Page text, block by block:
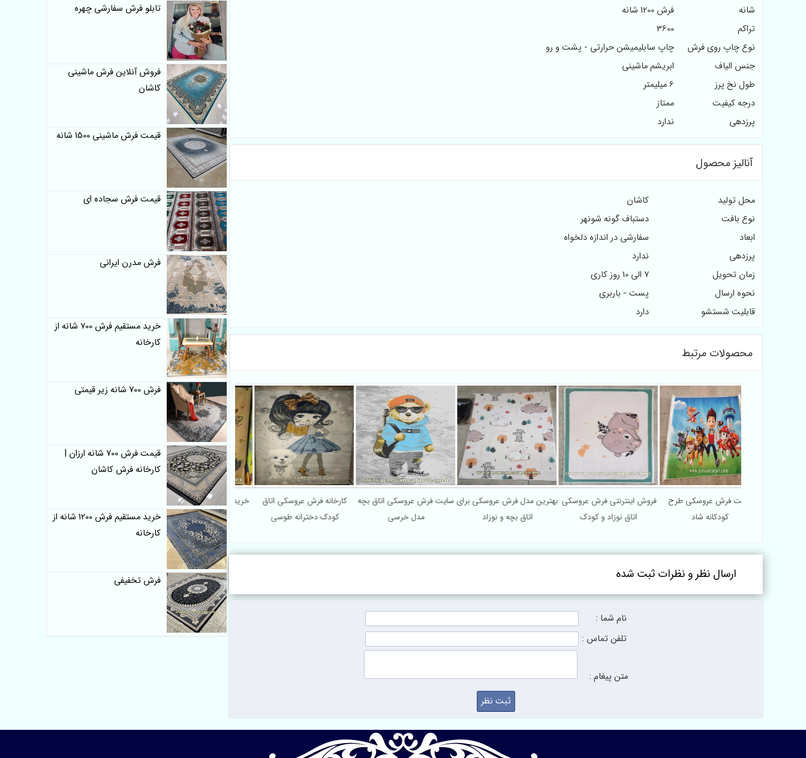
شانه
فرش 1200 شانه
تراکم
3600
نوع چاپ روی فرش
چاپ سابلیمیشن حرارتی - پشت و رو
جنس الیاف
ابریشم ماشینی
طول نخ پرز
6 میلیمتر
درجه کیفیت
ممتاز
پرزدهی
ندارد
آنالیز محصول
محل تولید
کاشان
نوع بافت
دستباف گونه شونهر
ابعاد
سفارشی در اندازه دلخواه
پرزدهی
ندارد
زمان تحویل
7 الی 10 روز کاری
نحوه ارسال
پست - باربری
قابلیت شستشو
دارد
محصولات مرتبط
خرید فرش عروسکی کلاریس
بچگانه مدل دخترانه
کارخانه فرش عروسکی اتاق
کودک دخترانه طوسی
سایت فرش عروسکی اتاق بچه
مدل خرسی
بهترین مدل فرش عروسکی برای
اتاق بچه و نوزاد
فروش اینترنتی فرش عروسکی
اتاق نوزاد و کودک
قیمت فرش عروسکی طرح
کودکانه شاد
ارسال نظر و نظرات ثبت شده
نام شما :
تلفن تماس :
متن پیغام :
تابلو فرش سفارشی چهره
فروش آنلاین فرش ماشینی
کاشان
قیمت فرش ماشینی 1500 شانه
قیمت فرش سجاده ای
فرش مدرن ایرانی
خرید مستقیم فرش 700 شانه از
کارخانه
فرش 700 شانه زیر قیمتی
قیمت فرش 700 شانه ارزان |
کارخانه فرش کاشان
خرید مستقیم فرش 1200 شانه از
کارخانه
فرش تخفیفی